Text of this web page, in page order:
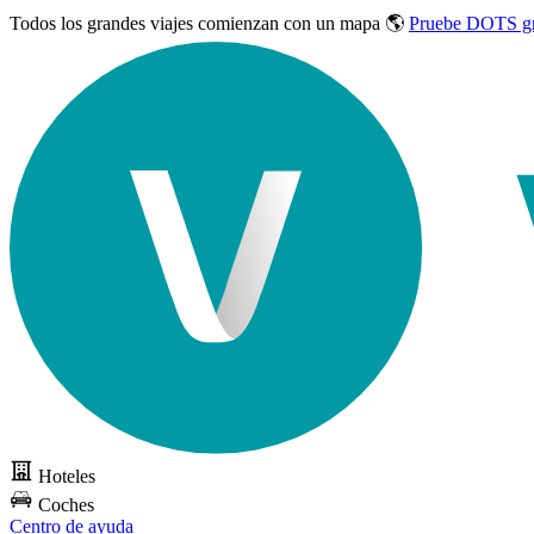
Todos los grandes viajes comienzan con un mapa 🌎 Pruebe DOTS
Hoteles
Coches
Centro de ayuda